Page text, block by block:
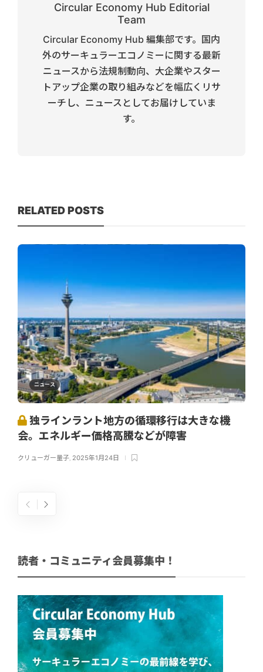
Circular Economy Hub Editorial
Team
Circular Economy Hub 編集部です。国内
外のサーキュラーエコノミーに関する最新
ニュースから法規制動向、大企業やスター
トアップ企業の取り組みなどを幅広くリサ
ーチし、ニュースとしてお届けしていま
す。
RELATED POSTS
ニュース
独ラインラント地方の循環移行は大きな機
会。エネルギー価格高騰などが障害
クリューガー量子, 2025年1月24日
読者・コミュニティ会員募集中！